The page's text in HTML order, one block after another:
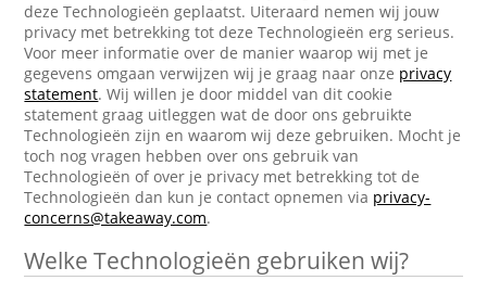
deze Technologieën geplaatst. Uiteraard nemen wij jouw
privacy met betrekking tot deze Technologieën erg serieus.
Voor meer informatie over de manier waarop wij met je
gegevens omgaan verwijzen wij je graag naar onze privacy
statement. Wij willen je door middel van dit cookie
statement graag uitleggen wat de door ons gebruikte
Technologieën zijn en waarom wij deze gebruiken. Mocht je
toch nog vragen hebben over ons gebruik van
Technologieën of over je privacy met betrekking tot de
Technologieën dan kun je contact opnemen via privacy-
concerns@takeaway.com.
Welke Technologieën gebruiken wij?